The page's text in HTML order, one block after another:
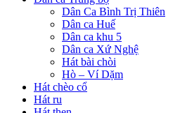
Dân Ca Bình Trị Thiên
Dân ca Huế
Dân ca khu 5
Dân ca Xứ Nghệ
Hát bài chòi
Hò – Ví Dặm
Hát chèo cổ
Hát ru